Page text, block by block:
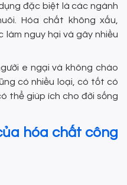
đặc biệt là các ngành
Hóa chất không xấu,
làm nguy hại và gây nhiều
e ngại và không chào
có nhiều loại, có tốt có
thể giúp ích cho đời sống
hóa chất công